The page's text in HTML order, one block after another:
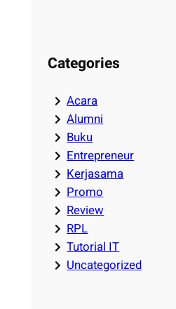
Categories
Acara
Alumni
Buku
Entrepreneur
Kerjasama
Promo
Review
RPL
Tutorial IT
Uncategorized